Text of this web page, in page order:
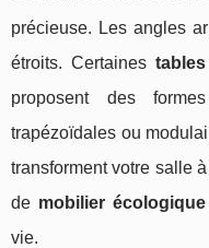
précieuse. Les angles
étroits. Certaines
proposent des
trapézoïdales ou
transforment votre salle
de mobilier écologique
vie.